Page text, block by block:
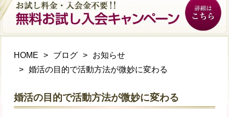
HOME ブログ
お知らせ
婚活の目的で活動方法が微妙に変わる
婚活の目的で活動方法が微妙に変わる